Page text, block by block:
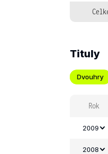
Tituly
Dvouhry
Rok
2009
2008